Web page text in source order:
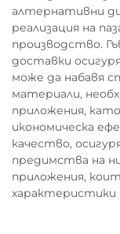
алтернативни
реализация на
производство.
доставки
може да набавя
материали,
приложения,
икономическа
качество,
предимства на
приложения,